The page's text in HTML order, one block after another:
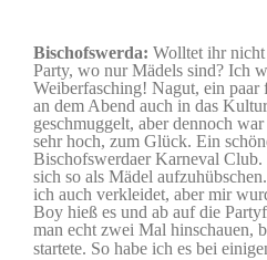
Bischofswerda: Wolltet ihr
Party, wo nur Mädels sind? Ich
Weiberfasching! Nagut, ein paar
an dem Abend auch in das
geschmuggelt, aber dennoch
sehr hoch, zum Glück. Ein
Bischofswerdaer Karneval Club.
sich so als Mädel
ich auch verkleidet, aber mir
Boy hieß es und ab auf die
man echt zwei Mal hinschauen,
startete. So habe ich es bei